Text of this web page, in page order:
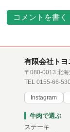
コメントを書く
有限会社ト
〒080-0013 北
TEL 0155-66-
Instagram
牛肉で選ぶ
ステーキ